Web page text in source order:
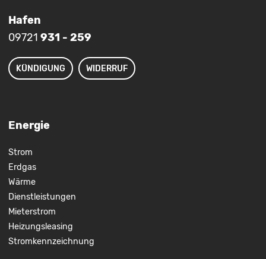
Hafen
09721 931 - 259
KÜNDIGUNG WIDERRUF
Energie
Strom
Erdgas
Wärme
Dienstleistungen
Mieterstrom
Heizungsleasing
Stromkennzeichnung